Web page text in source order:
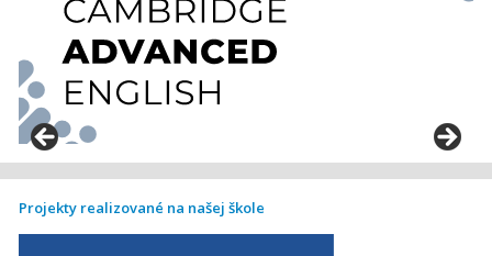
Projekty realizované na našej škole